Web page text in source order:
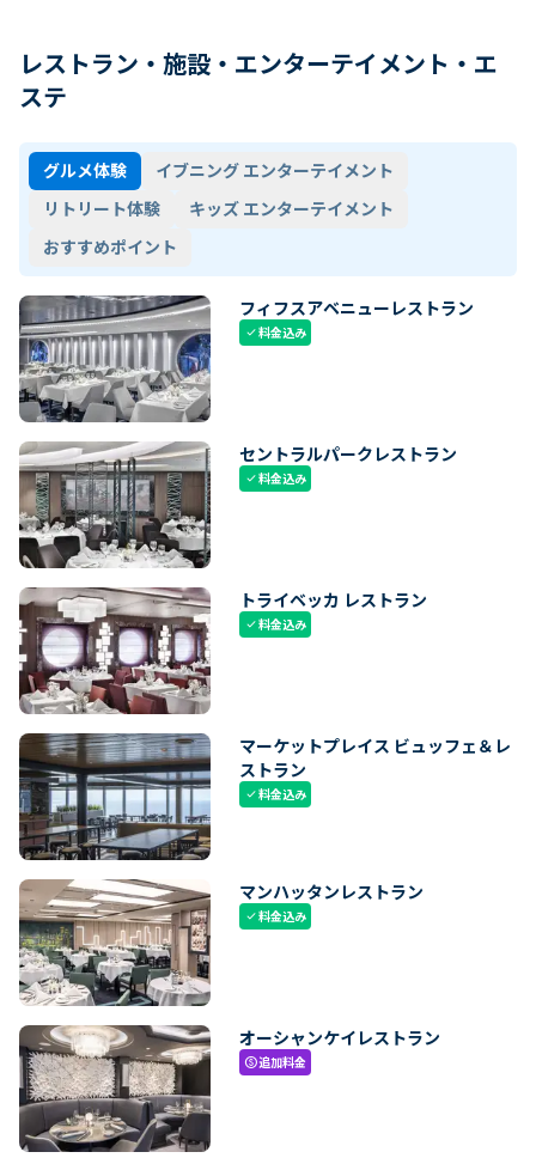
レストラン・施設・エンターテイメント・エ
ステ
グルメ体験
イブニング エンターテイメント
リトリート体験
キッズ エンターテイメント
おすすめポイント
フィフスアベニューレストラン
check料金込み
セントラルパークレストラン
check料金込み
トライベッカ レストラン
check料金込み
マーケットプレイス ビュッフェ＆レ
ストラン
check料金込み
マンハッタンレストラン
check料金込み
オーシャンケイレストラン
paid追加料金